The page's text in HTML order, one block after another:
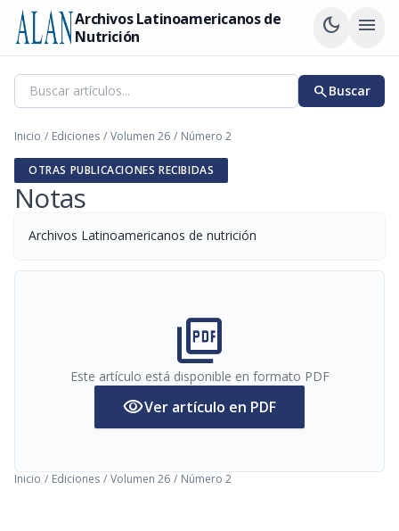
Archivos Latinoamericanos de
Nutrición
dark_mode menu
searchBuscar
Inicio / Ediciones / Volumen 26 / Número 2
OTRAS PUBLICACIONES RECIBIDAS
Notas
Archivos Latinoamericanos de nutrición
picture_as_pdf
Este artículo está disponible en formato PDF
visibilityVer artículo en PDF
Inicio / Ediciones / Volumen 26 / Número 2